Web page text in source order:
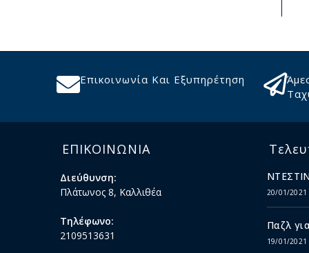
Επικοινωνία Και Εξυπηρέτηση
ΕΠΙΚΟΙΝΩΝΙΑ
Διεύθυνση:
Πλάτωνος 8, Καλλιθέα
Τηλέφωνο:
2109513631
20/01/2021
Παζλ
19/01/2021